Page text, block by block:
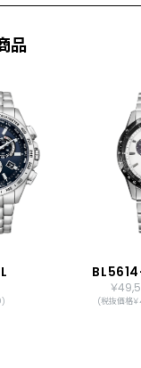
品
￥
(税抜価格